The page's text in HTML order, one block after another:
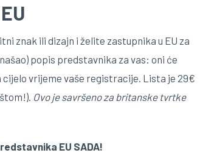
znak ili dizajn i želite zastupnika u EU za
popis predstavnika za vas: oni će
cijelo vrijeme vaše registracije. Lista je 29€
Ovo je savršeno za britanske tvrtke
EU SADA!